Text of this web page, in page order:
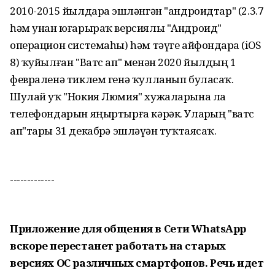
2010-2015 йылдарҙа эшләнгән "андроидтар" (2.3.7
һәм унан юғарыраҡ версиялы "Андроид"
операцион системаһы) һәм тәүге айфондарҙа (iOS
8) ҡуйылған "Ватс ап" менән 2020 йылдың 1
февраленә тиклем генә ҡулланып буласаҡ.
Шулай уҡ "Нокия Люмия" хужаларына ла
телефондарын яңыртырға кәрәк. Уларҙың "ватс
ап"тары 31 декабрҙә эшләүҙән туҡтаясаҡ.
-------------
Приложение для общения в Сети WhatsApp
вскоре перестанет работать на старых
версиях ОС различных смартфонов. Речь идет